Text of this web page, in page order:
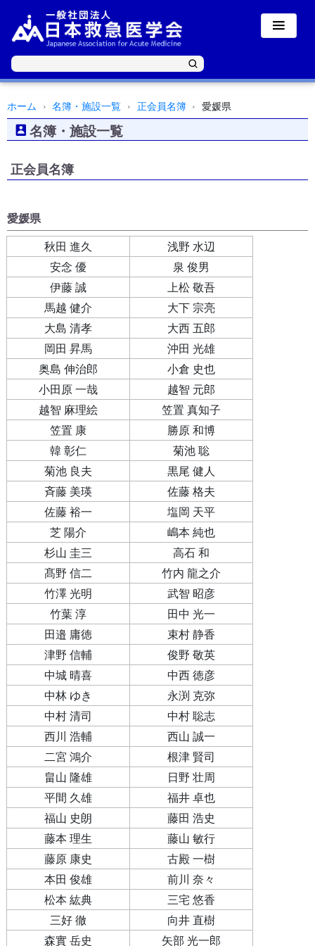
ホーム 名簿・施設一覧 正会員名簿 愛媛県
名簿・施設一覧
正会員名簿
愛媛県
秋田 進久
浅野 水辺
安念 優
泉 俊男
伊藤 誠
上松 敬吾
馬越 健介
大下 宗亮
大島 清孝
大西 五郎
岡田 昇馬
沖田 光雄
奥島 伸治郎
小倉 史也
小田原 一哉
越智 元郎
越智 麻理絵
笠置 真知子
笠置 康
勝原 和博
韓 彰仁
菊池 聡
菊池 良夫
黒尾 健人
斉藤 美瑛
佐藤 格夫
佐藤 裕一
塩岡 天平
芝 陽介
嶋本 純也
杉山 圭三
高石 和
髙野 信二
竹内 龍之介
竹澤 光明
武智 昭彦
竹葉 淳
田中 光一
田邉 庸徳
束村 静香
津野 信輔
俊野 敬英
中城 晴喜
中西 徳彦
中林 ゆき
永渕 克弥
中村 清司
中村 聡志
西川 浩輔
西山 誠一
二宮 鴻介
根津 賢司
畠山 隆雄
日野 壮周
平間 久雄
福井 卓也
福山 史朗
藤田 浩史
藤本 理生
藤山 敏行
藤原 康史
古殿 一樹
本田 俊雄
前川 奈々
松本 紘典
三宅 悠香
三好 徹
向井 直樹
森實 岳史
矢部 光一郎